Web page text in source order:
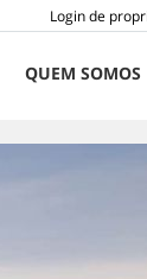
Login de
QUEM SOMOS